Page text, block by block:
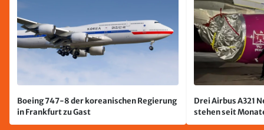
Boeing 747-8 der koreanischen Regierung
in Frankfurt zu Gast
Drei Airbus A321
stehen seit
jetzt wurde einer